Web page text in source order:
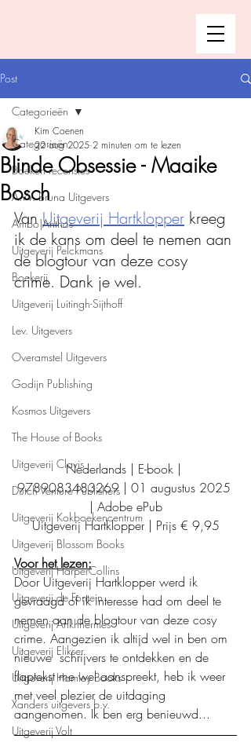
Post
Categorieën
Boeken recensies
A.W. Bruna Uitgevers
Ambo|Anthos
Uitgeverij Pelckmans
Boekerij
Uitgeverij Luitingh-Sijthoff
Lev. Uitgevers
Overamstel Uitgevers
Godijn Publishing
Kosmos Uitgevers
The House of Books
Uitgeverij Clavis
Dutch Venture Publishers
Uitgeverij Kokboekencentrum
Uitgeverij Blossom Books
Uitgeverij HarperCollins
Uitgeverij de Fontein
Uitgeverij Ankhhermes
Uitgeverij Elikser
Uitgeverij Hamley Books
Xanders uitgevers b.v.
Uitgeverij Volt
Categorieën
Blinde Obsessie - Maaike
Bosch
Kim Coenen
22 aug 2025 2 minuten om te lezen
Van Uitgeverij Hartklopper kreeg
ik de kans om deel te nemen aan
de blogtour van deze cosy
crime. Dank je wel.
Nederlands | E-book |
9789083483269 | 01 augustus 2025
| Adobe ePub
Uitgeverij Hartklopper | Prijs € 9,95
Voor het lezen:
Door Uitgeverij Hartklopper werd ik
gevraagd of ik interesse had om deel te
nemen aan de blogtour van deze cosy
crime. Aangezien ik altijd wel in ben om
nieuwe  schrijvers te ontdekken en de
flaptekst me wel aanspreekt, heb ik weer
met veel plezier de uitdaging
aangenomen. Ik ben erg benieuwd...